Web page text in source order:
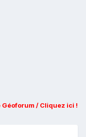
/ Cliquez ici !